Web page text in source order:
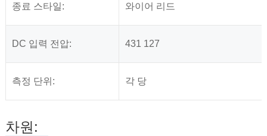
종료 스타일: 와이어 리드
DC 입력 전압: 431 127
측정 단위: 각 당
차원: